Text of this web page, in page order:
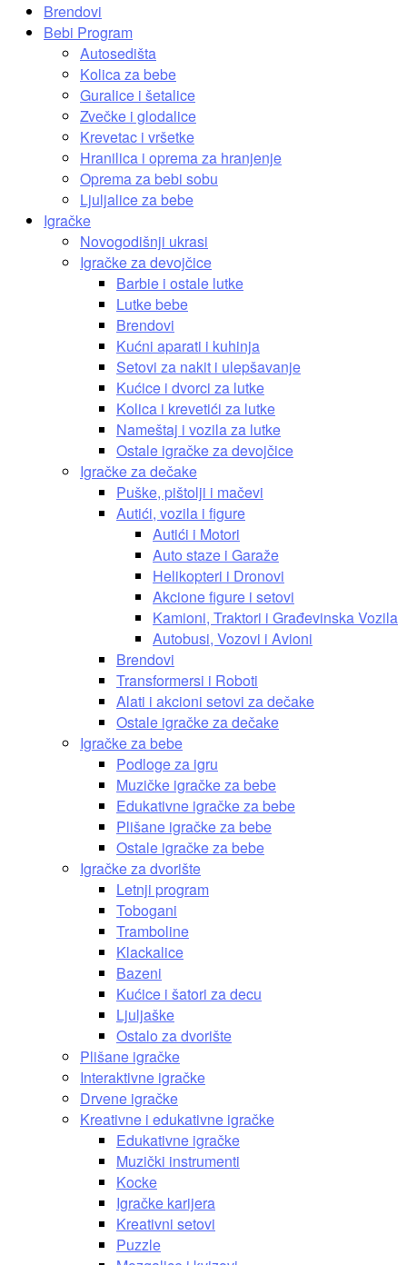
Brendovi
Bebi Program
Autosedišta
Kolica za bebe
Guralice i šetalice
Zvečke i glodalice
Krevetac i vršetke
Hranilica i oprema za hranjenje
Oprema za bebi sobu
Ljuljalice za bebe
Igračke
Novogodišnji ukrasi
Igračke za devojčice
Barbie i ostale lutke
Lutke bebe
Brendovi
Kućni aparati i kuhinja
Setovi za nakit i ulepšavanje
Kućice i dvorci za lutke
Kolica i krevetići za lutke
Nameštaj i vozila za lutke
Ostale igračke za devojčice
Igračke za dečake
Puške, pištolji i mačevi
Autići, vozila i figure
Autići i Motori
Auto staze i Garaže
Helikopteri i Dronovi
Akcione figure i setovi
Kamioni, Traktori i Građevinska Vozila
Autobusi, Vozovi i Avioni
Brendovi
Transformersi i Roboti
Alati i akcioni setovi za dečake
Ostale igračke za dečake
Igračke za bebe
Podloge za igru
Muzičke igračke za bebe
Edukativne igračke za bebe
Plišane igračke za bebe
Ostale igračke za bebe
Igračke za dvorište
Letnji program
Tobogani
Tramboline
Klackalice
Bazeni
Kućice i šatori za decu
Ljuljaške
Ostalo za dvorište
Plišane igračke
Interaktivne igračke
Drvene igračke
Kreativne i edukativne igračke
Edukativne igračke
Muzički instrumenti
Kocke
Igračke karijera
Kreativni setovi
Puzzle